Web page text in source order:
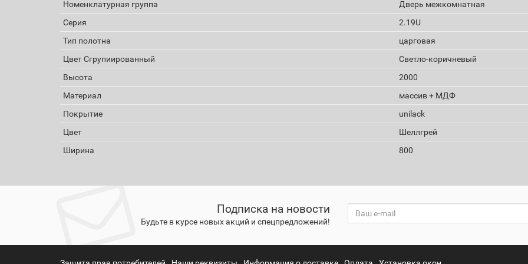
Номенклатурная группа
Дверь межкомнатная
Серия
2.19U
Тип полотна
царговая
Цвет Сгрупиированный
Светло-коричневый
Высота
2000
Материал
массив + МДФ
Покрытие
unilack
Цвет
Шеллгрей
Ширина
800
Подписка на новости
Будьте в курсе новых акций и спецпредложений!